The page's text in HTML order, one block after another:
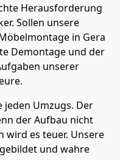
Herausforderung
Sollen unsere
in Gera
Demontage und der
unserer
jeden Umzugs. Der
der Aufbau nicht
es teuer. Unsere
und wahre